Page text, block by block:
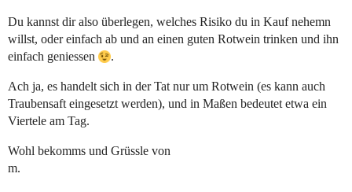
Du kannst dir also überlegen, welches Risiko du in Kauf nehemn
willst, oder einfach ab und an einen guten Rotwein trinken und ihn
einfach geniessen
.
Ach ja, es handelt sich in der Tat nur um Rotwein (es kann auch
Traubensaft eingesetzt werden), und in Maßen bedeutet etwa ein
Viertele am Tag.
Wohl bekomms und Grüssle von
m.